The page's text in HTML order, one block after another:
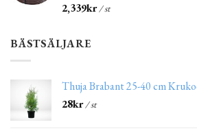
2,339kr/ st
BÄSTSÄLJARE
Thuja Brabant 25-40 cm
28kr/ st